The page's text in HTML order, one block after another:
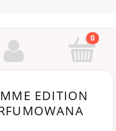
EDITION